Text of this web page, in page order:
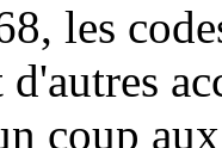
les
coup